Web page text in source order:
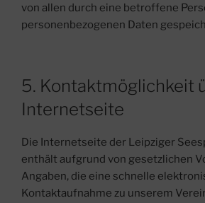
von allen durch eine betroffene
personenbezogenen Daten
5. Kontaktmöglichkeit
Internetseite
Die Internetseite der Leipziger
enthält aufgrund von gesetzlichen
Angaben, die eine schnelle
Kontaktaufnahme zu unserem